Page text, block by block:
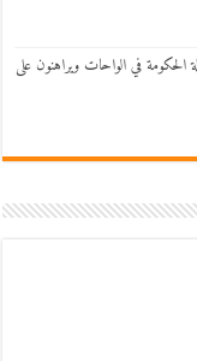
الحكومة في الواحات ويراهنون على